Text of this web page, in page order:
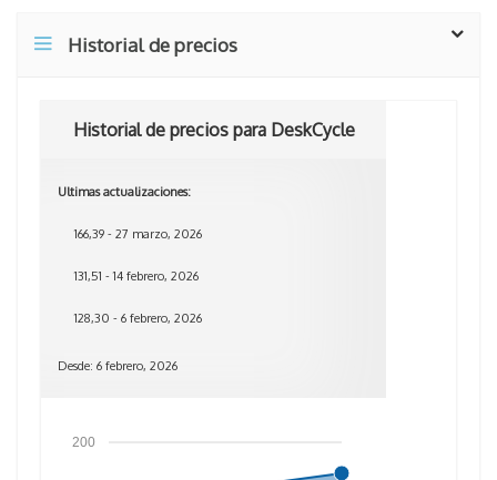
Historial de precios
Historial de precios para DeskCycle
Ultimas actualizaciones:
166,39 - 27 marzo, 2026
131,51 - 14 febrero, 2026
128,30 - 6 febrero, 2026
Desde: 6 febrero, 2026
200